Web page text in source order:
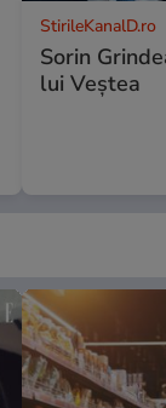
StirileKanalD.ro
Sorin
lui Veștea